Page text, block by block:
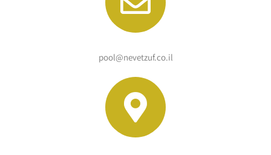
pool@nevetzuf.co.il